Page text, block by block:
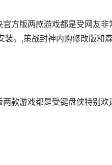
方版两款游戏都是受网友
。,策战封神内购修改版和
款游戏都是受键盘侠特别